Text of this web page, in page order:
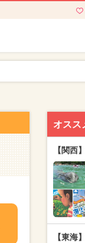
オスス
【関西
【東海